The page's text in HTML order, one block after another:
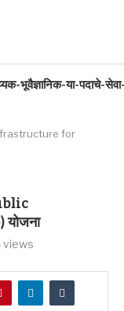
भूवैज्ञानिक-या-पदाचे-
for
views